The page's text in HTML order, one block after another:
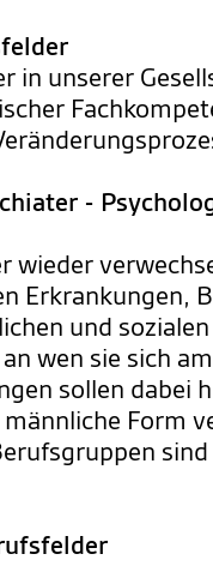
in unserer
-
wieder
Erkrankungen,
und
wen sie sich
sollen dabei
Form